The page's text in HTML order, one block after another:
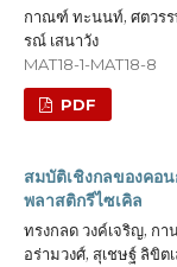
กาณฑ์ ทะนนท์, ศตวร
รณ์ เสนาวัง
MAT18-1-MAT18-8
PDF
สมบัติเชิงกลของคอ
พลาสติกรีไซเคิล
ทรงกลด วงค์เจริญ, ก
อร่ามวงศ์, สุเชษฐ์ ลิขิต